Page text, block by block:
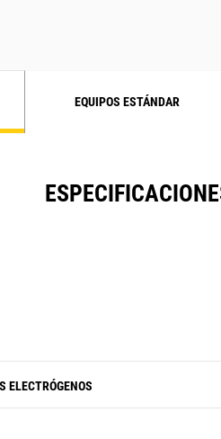
EQUIPOS ESTÁNDAR
ELECTRÓGENOS